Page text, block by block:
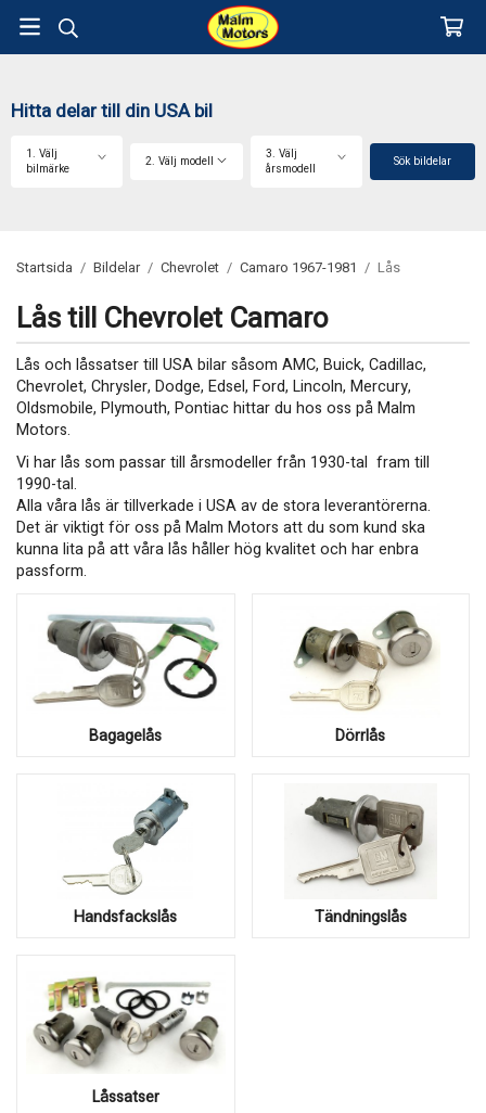
Hitta delar till din USA bil
1. Välj
bilmärke
2. Välj modell
3. Välj
årsmodell
Sök bildelar
Startsida / Bildelar / Chevrolet / Camaro 1967-1981 / Lås
Lås till Chevrolet Camaro
Lås och låssatser till USA bilar såsom AMC, Buick, Cadillac,
Chevrolet, Chrysler, Dodge, Edsel, Ford, Lincoln, Mercury,
Oldsmobile, Plymouth, Pontiac hittar du hos oss på Malm
Motors.
Vi har lås som passar till årsmodeller från 1930-tal fram till
1990-tal.
Alla våra lås är tillverkade i USA av de stora leverantörerna.
Det är viktigt för oss på Malm Motors att du som kund ska
kunna lita på att våra lås håller hög kvalitet och har enbra
passform.
Bagagelås Dörrlås
Handsfackslås Tändningslås
Låssatser